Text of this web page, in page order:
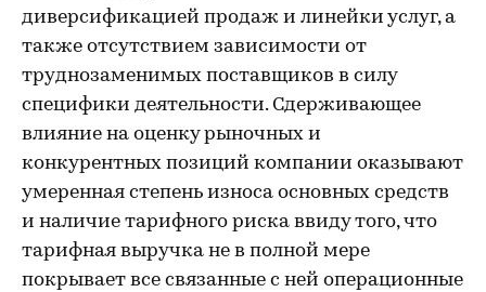
диверсификацией продаж и линейки услуг, а
также отсутствием зависимости от
труднозаменимых поставщиков в силу
специфики деятельности. Сдерживающее
влияние на оценку рыночных и
конкурентных позиций компании оказывают
умеренная степень износа основных средств
и наличие тарифного риска ввиду того, что
тарифная выручка не в полной мере
покрывает все связанные с ней операционные